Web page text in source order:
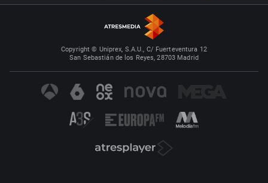
Copyright © Uniprex, S.A.U., C/ Fuerteventura 12
San Sebastián de los Reyes, 28703 Madrid